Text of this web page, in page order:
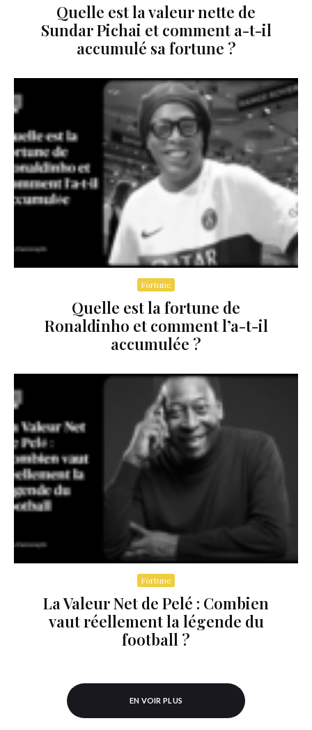
Quelle est la valeur nette de
Sundar Pichai et comment a-t-il
accumulé sa fortune ?
Fortune
Quelle est la fortune de
Ronaldinho et comment l’a-t-il
accumulée ?
Fortune
La Valeur Net de Pelé : Combien
vaut réellement la légende du
football ?
EN VOIR PLUS